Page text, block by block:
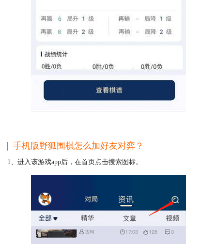
手机版野狐围棋怎么加好友对弈？
1、进入该游戏app后，在首页点击搜索图标。